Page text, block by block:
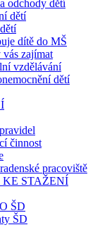
odchody dětí
dětí
dítě do MŠ
zajímat
vzdělávání
dětí
činnost
pracoviště
STAŽENÍ
ŠD
ŠD